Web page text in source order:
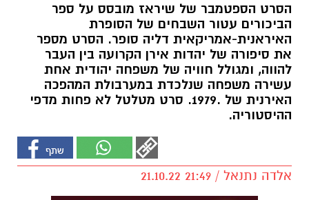
הסרט הספטמבר של שיראז מובסס על ספר
הביכורים עטור השבחים של הסופרת
האיראנית-אמריקאית דליה סופר. הסרט מספר
את סיפורה של יהדות אירן הקרועה בין העבר
להווה, ומגולל חוויה של משפחה יהודית אחת
עשירה משפחה שנלכדת במערבולת המהפכה
האירנית של .1979. סרט מטלטל לא פחות מדפי
ההיסטוריה.
אלדה נתנאל / 21:49 21.10.22